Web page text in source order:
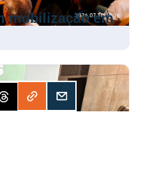
mobilização em